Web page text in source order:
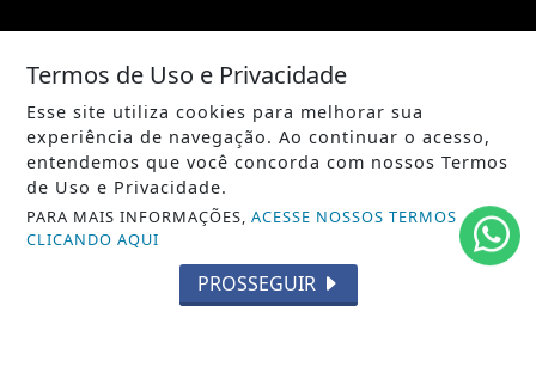
Termos de Uso e Privacidade
Esse site utiliza cookies para melhorar sua
experiência de navegação. Ao continuar o acesso,
entendemos que você concorda com nossos Termos
de Uso e Privacidade.
PARA MAIS INFORMAÇÕES,ACESSE NOSSOS TERMOS
CLICANDO AQUI
PROSSEGUIR